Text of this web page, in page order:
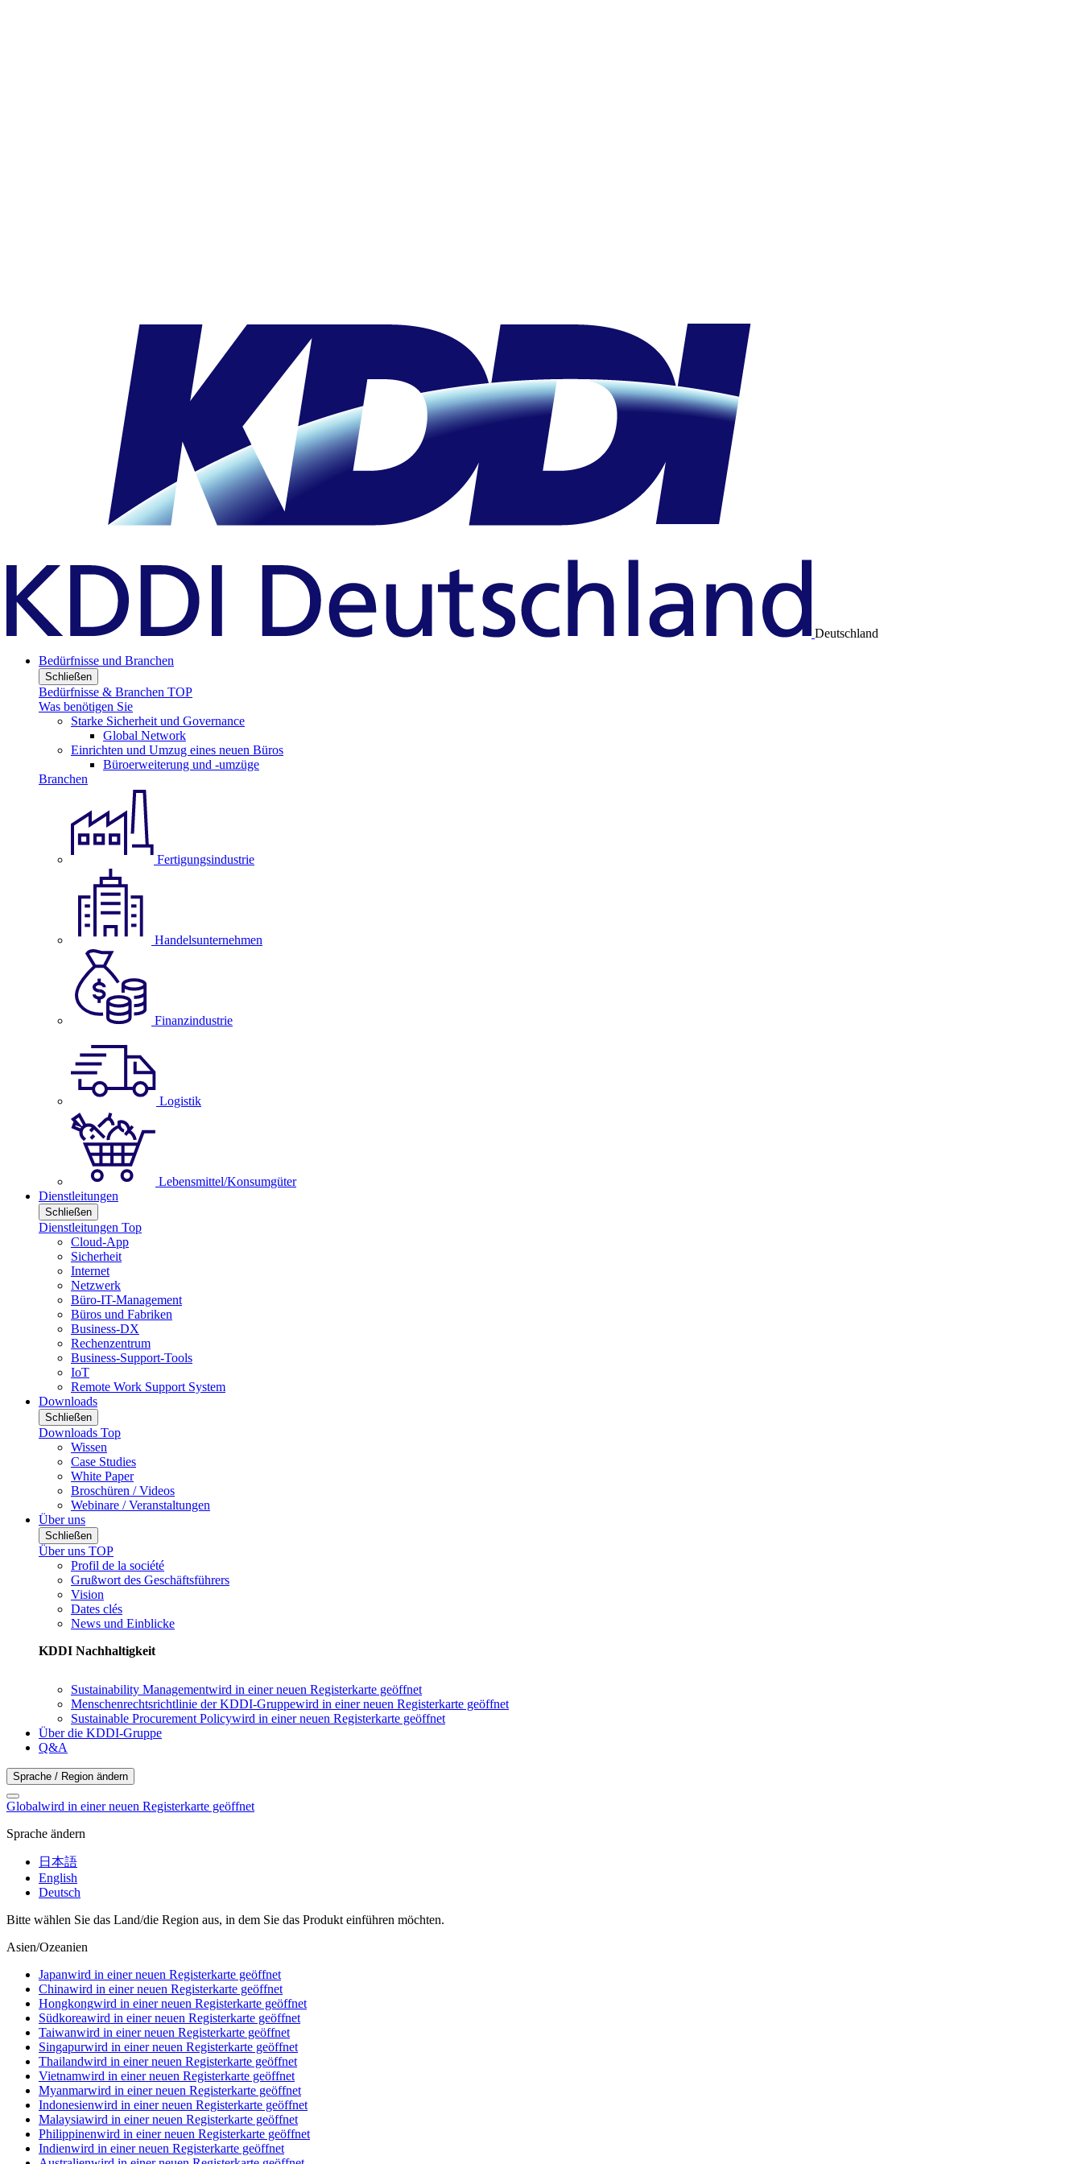
Deutschland
Bedürfnisse und Branchen
Schließen
Bedürfnisse & Branchen TOP
Was benötigen Sie
Starke Sicherheit und Governance
Global Network
Einrichten und Umzug eines neuen Büros
Büroerweiterung und -umzüge
Branchen
Fertigungsindustrie
Handelsunternehmen
Finanzindustrie
Logistik
Lebensmittel/Konsumgüter
Dienstleitungen
Schließen
Dienstleitungen Top
Cloud-App
Sicherheit
Internet
Netzwerk
Büro-IT-Management
Büros und Fabriken
Business-DX
Rechenzentrum
Business-Support-Tools
IoT
Remote Work Support System
Downloads
Schließen
Downloads Top
Wissen
Case Studies
White Paper
Broschüren / Videos
Webinare / Veranstaltungen
Über uns
Schließen
Über uns TOP
Profil de la société
Grußwort des Geschäftsführers
Vision
Dates clés
News und Einblicke
KDDI Nachhaltigkeit
Sustainability Managementwird in einer neuen Registerkarte geöffnet
Menschenrechtsrichtlinie der KDDI-Gruppewird in einer neuen Registerkarte geöffnet
Sustainable Procurement Policywird in einer neuen Registerkarte geöffnet
Über die KDDI-Gruppe
Q&A
Sprache / Region ändern
Globalwird in einer neuen Registerkarte geöffnet
Sprache ändern
日本語
English
Deutsch
Bitte wählen Sie das Land/die Region aus, in dem Sie das Produkt einführen möchten.
Asien/Ozeanien
Japanwird in einer neuen Registerkarte geöffnet
Chinawird in einer neuen Registerkarte geöffnet
Hongkongwird in einer neuen Registerkarte geöffnet
Südkoreawird in einer neuen Registerkarte geöffnet
Taiwanwird in einer neuen Registerkarte geöffnet
Singapurwird in einer neuen Registerkarte geöffnet
Thailandwird in einer neuen Registerkarte geöffnet
Vietnamwird in einer neuen Registerkarte geöffnet
Myanmarwird in einer neuen Registerkarte geöffnet
Indonesienwird in einer neuen Registerkarte geöffnet
Malaysiawird in einer neuen Registerkarte geöffnet
Philippinenwird in einer neuen Registerkarte geöffnet
Indienwird in einer neuen Registerkarte geöffnet